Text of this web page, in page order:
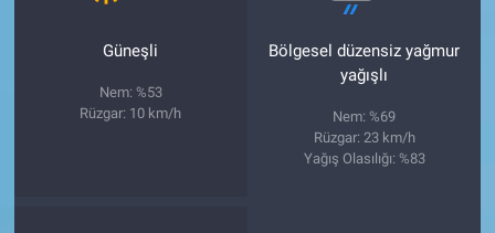
Güneşli
Nem: %53
Rüzgar: 10 km/h
Bölgesel düzensiz yağmur
yağışlı
Nem: %69
Rüzgar: 23 km/h
Yağış Olasılığı: %83